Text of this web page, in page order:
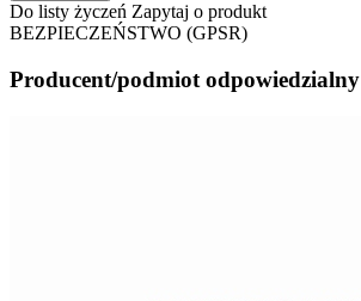
Do listy życzeń Zapytaj o produkt
BEZPIECZEŃSTWO (GPSR)
Producent/podmiot odpowiedzialny